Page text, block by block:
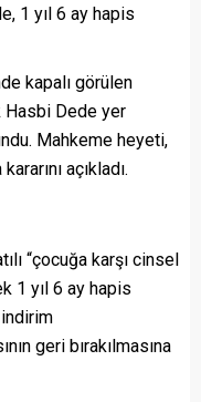
1 yıl 6 ay hapis
kapalı görülen
Hasbi Dede yer
Mahkeme heyeti,
açıkladı.
“çocuğa karşı cinsel
1 yıl 6 ay hapis
indirim
geri bırakılmasına